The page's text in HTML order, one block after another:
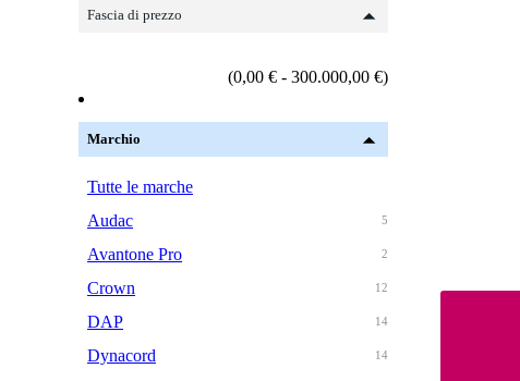
Fascia di prezzo
(0,00 € - 300.000,00 €)
Marchio
Tutte le marche
5
Audac
2
Avantone Pro
12
Crown
14
DAP
14
Dynacord